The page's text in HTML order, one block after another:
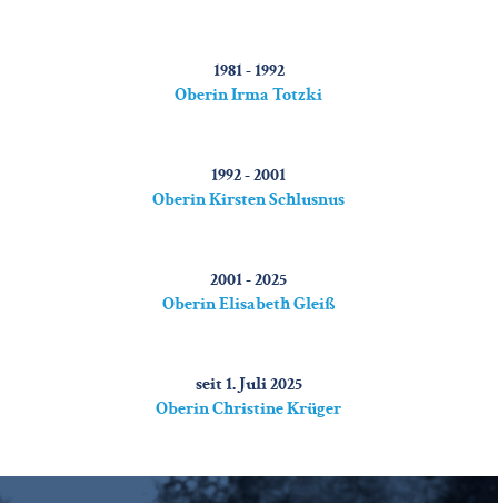
1981 - 1992
Oberin Irma Totzki
1992 - 2001
Oberin Kirsten Schlusnus
2001 - 2025
Oberin Elisabeth Gleiß
seit 1. Juli 2025
Oberin Christine Krüger